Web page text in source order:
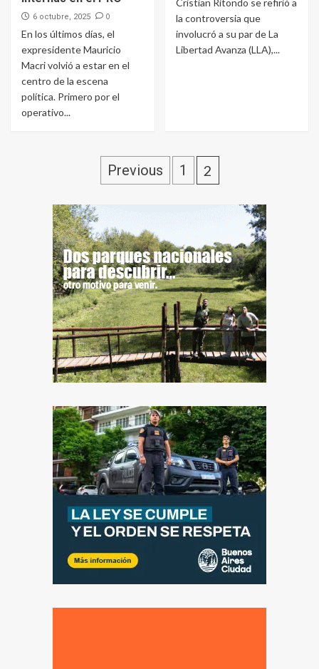
6 octubre, 2025 0
En los últimos días, el
expresidente Mauricio
Macri volvió a estar en el
centro de la escena
política. Primero por el
operativo...
Cristian Ritondo se refirió a
la controversia que
involucró a su par de La
Libertad Avanza (LLA),...
Previous 1 2